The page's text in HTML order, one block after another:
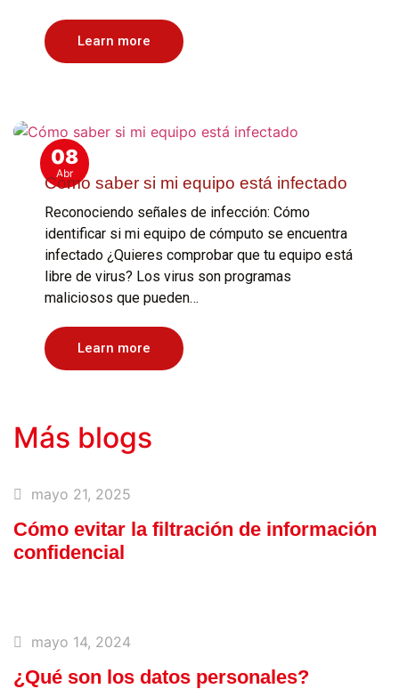
Learn more
08
Abr
Cómo saber si mi equipo está infectado
Reconociendo señales de infección: Cómo
identificar si mi equipo de cómputo se encuentra
infectado ¿Quieres comprobar que tu equipo está
libre de virus? Los virus son programas
maliciosos que pueden…
Learn more
Más blogs
mayo 21, 2025
Cómo evitar la filtración de información
confidencial
mayo 14, 2024
¿Qué son los datos personales?